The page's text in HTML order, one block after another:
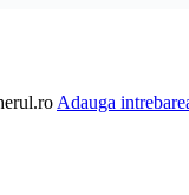
Adauga